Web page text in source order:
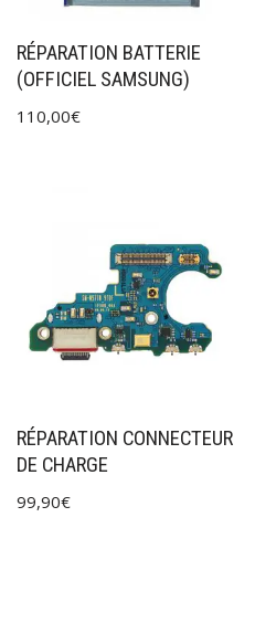
RÉPARATION BATTERIE
(OFFICIEL SAMSUNG)
110,00€
RÉPARATION CONNECTEUR
DE CHARGE
99,90€